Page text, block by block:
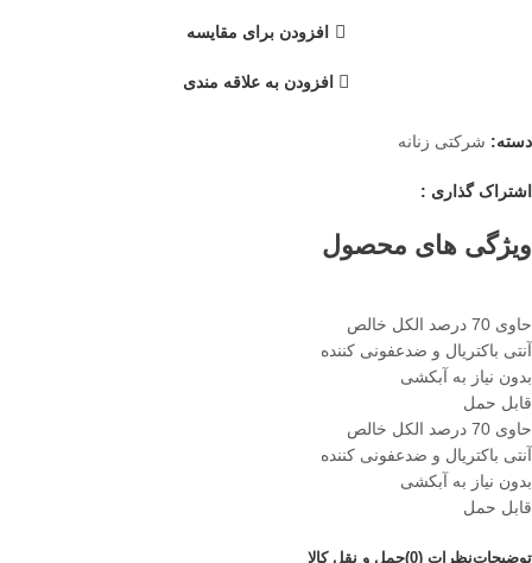
افزودن برای مقایسه
افزودن به علاقه مندی
دسته: شرکتی زنانه
اشتراک گذاری :
ویژگی های محصول
حاوی 70 درصد الکل خالص
آنتی باکتریال و ضدعفونی کننده
بدون نیاز به آبکشی
قابل حمل
حاوی 70 درصد الکل خالص
آنتی باکتریال و ضدعفونی کننده
بدون نیاز به آبکشی
قابل حمل
توضیحاتنظرات (0) حمل و نقل کالا